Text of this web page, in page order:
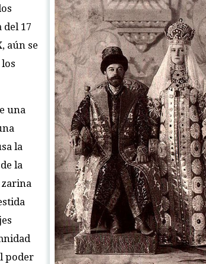
17
aún se
una
la
la
zarina
poder